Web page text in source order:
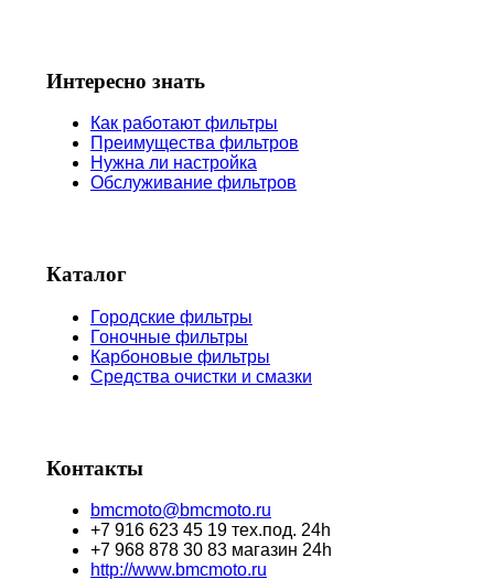
Интересно знать
Как работают фильтры
Преимущества фильтров
Нужна ли настройка
Обслуживание фильтров
Каталог
Городские фильтры
Гоночные фильтры
Карбоновые фильтры
Средства очистки и смазки
Контакты
bmcmoto@bmcmoto.ru
+7 916 623 45 19 тех.под. 24h
+7 968 878 30 83 магазин 24h
http://www.bmcmoto.ru